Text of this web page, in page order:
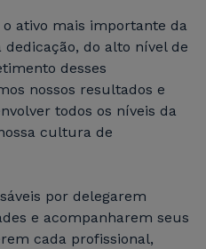
o ativo mais importante da
do alto nível de
desses
nossos resultados e
todos os níveis da
cultura de
por delegarem
e acompanharem seus
cada profissional,